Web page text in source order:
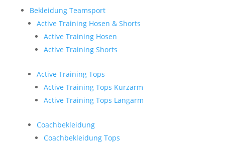
Bekleidung Teamsport
Active Training Hosen & Shorts
Active Training Hosen
Active Training Shorts
Active Training Tops
Active Training Tops Kurzarm
Active Training Tops Langarm
Coachbekleidung
Coachbekleidung Tops